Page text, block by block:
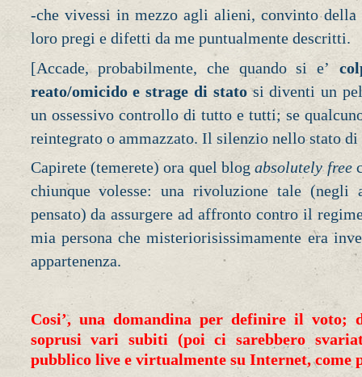
-che vivessi in mezzo agli alieni, convinto
loro pregi e difetti da me puntualmente descritti.
[Accade, probabilmente, che quando si e’
reato/omicido e strage di statosi diventi un
un ossessivo controllo di tutto e tutti; se
reintegrato o ammazzato. Il silenzio nello stato
Capirete (temerete) ora quel blogabsolutely free
chiunque volesse: una rivoluzione tale
pensato) da assurgere ad affronto contro il
mia persona che misteriorisissimamente era
appartenenza.
Cosi’, una domandina per definire il voto;
soprusi vari subiti (poi ci sarebbero
pubblico live e virtualmente su Internet, come